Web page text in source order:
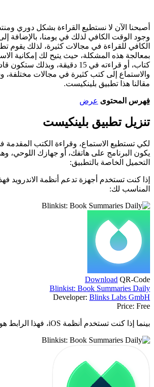
أصبحنا الآن لا نستطيع القراءة بشكل دوري
وجود الوقت الكافي لذلك في يومنا، بالإضافة إلى
بمعالجة هذه المشكلة، حيث يتيح لك إمكانية
كتاب، أو قراءته في 15 دقيقة، وبذلك
والاستماع إلى كتب كثيرة في مجالات
مقالنا هذا تطبيق بلينكيست.
فِهرس المحتوى عرض
تنزيل تطبيق بلينكيست
لكي تستطيع الاستماع، وقراءة الكتب المقدمة
يكون البرنامج على هاتفك، أو جهازك اللوحي،
التحميل الخاصة بالتطبيق:
إذا كنت تستخدم أجهزة تدعم أنظمة الاندرويد
المناسب لك:
Download QR-Code
Blinkist: Book Summaries Daily
Developer: Blinks Labs GmbH
Price: Free
بينما إذا كنت تستخدم أنظمة iOS، فهذا الرابط هو الملائم لك: